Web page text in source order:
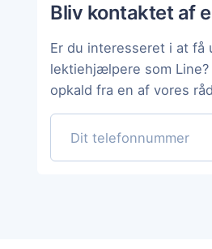
Bliv kontaktet af
Er du interesseret i at få
lektiehjælpere som
opkald fra en af vores